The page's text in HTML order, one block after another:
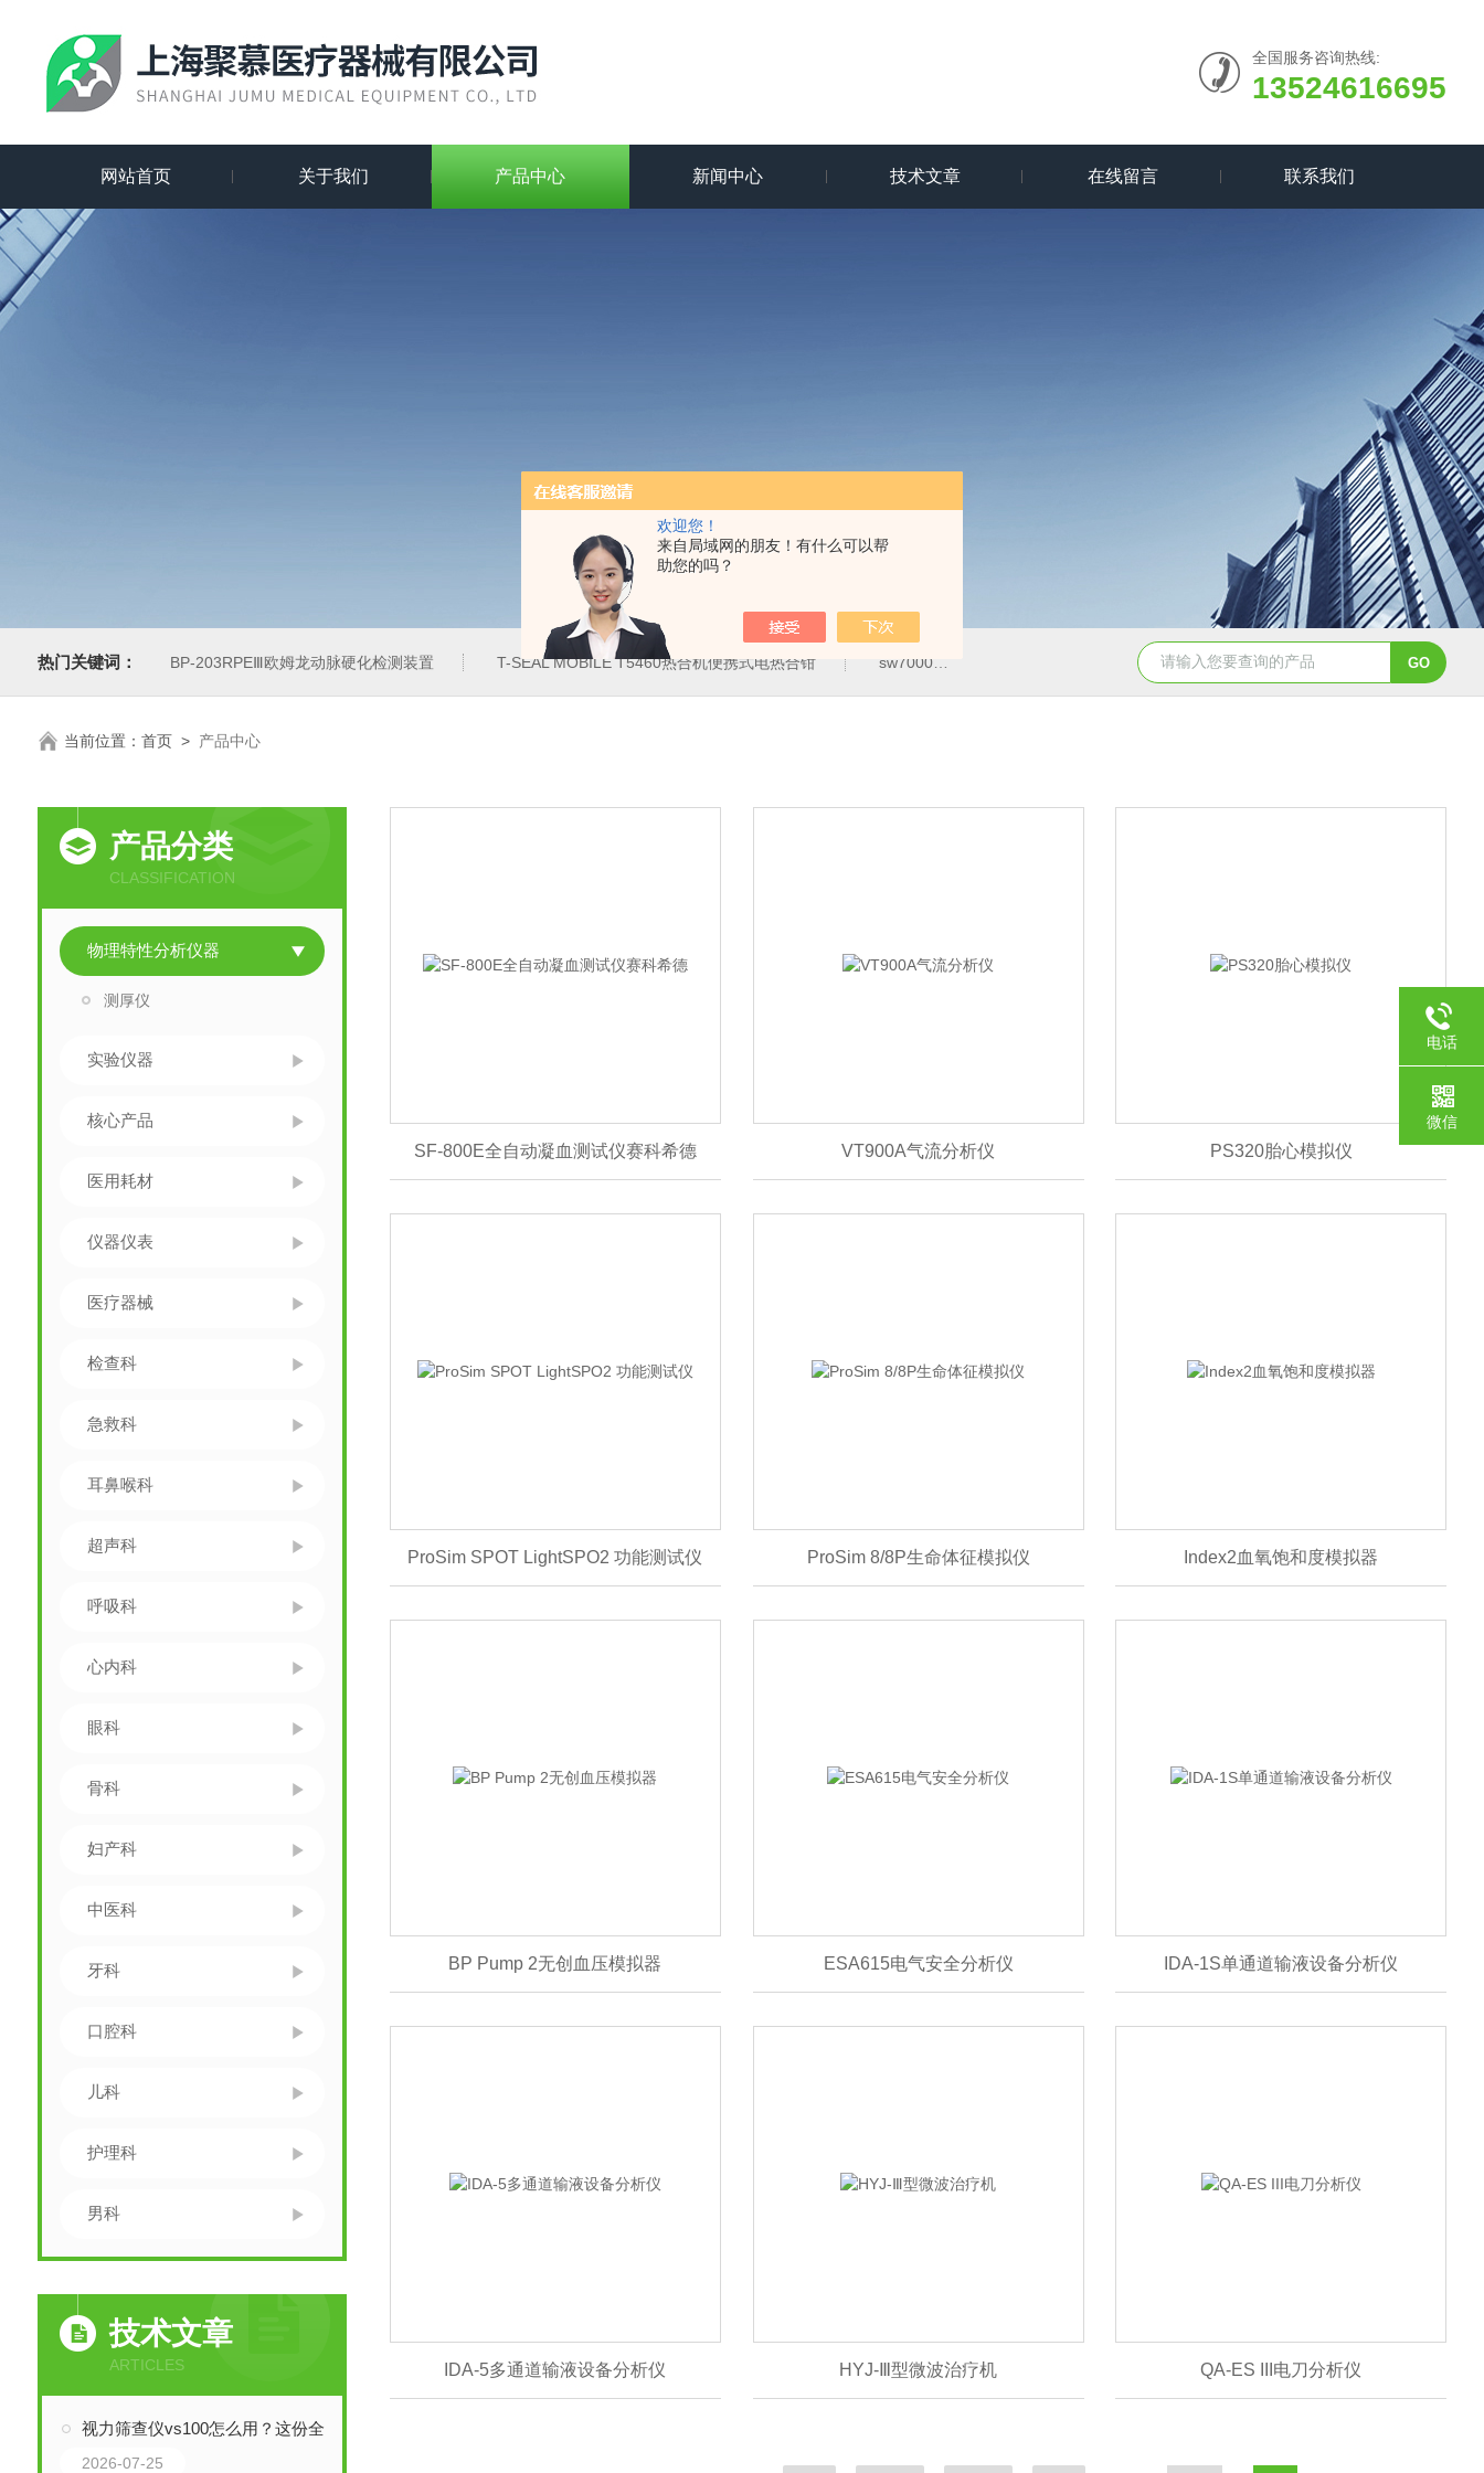
欢迎您！
来自局域网的朋友！有什么可以帮
助您的吗？
全国服务咨询热线:
13524616695
网站首页 关于我们 产品中心 新闻中心 技术文章 在线留言 联系我们
热门关键词： BP-203RPEⅢ欧姆龙动脉硬化检测装置 T-SEAL MOBILE T5460热合机便携式电热合钳 sw7000医用眼科索维角膜内皮细胞计 NHZ-06诺和振动排痰机厂家直销
当前位置： 首页> 产品中心
产品分类
CLASSIFICATION
物理特性分析仪器
测厚仪
实验仪器
核心产品
医用耗材
仪器仪表
医疗器械
检查科
急救科
耳鼻喉科
超声科
呼吸科
心内科
眼科
骨科
妇产科
中医科
牙科
口腔科
儿科
护理科
男科
技术文章
ARTICLES
视力筛查仪vs100怎么用？这份全流程实操指南，带你从入门到熟练！
2026-07-25
SF-800E全自动凝血测试仪赛科希德 VT900A气流分析仪 PS320胎心模拟仪
ProSim SPOT LightSPO2 功能测试仪 ProSim 8/8P生命体征模拟仪 Index2血氧饱和度模拟器
BP Pump 2无创血压模拟器 ESA615电气安全分析仪 IDA-1S单通道输液设备分析仪
IDA-5多通道输液设备分析仪 HYJ-Ⅲ型微波治疗机 QA-ES III电刀分析仪
电话
微信